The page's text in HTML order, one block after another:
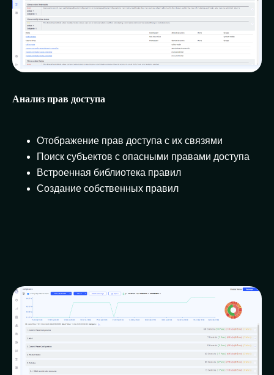
Анализ прав доступа
Отображение прав доступа с их связями
Поиск субъектов с опасными правами доступа
Встроенная библиотека правил
Создание собственных правил